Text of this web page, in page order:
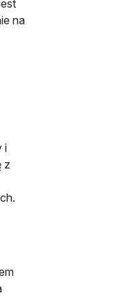
na
i
z